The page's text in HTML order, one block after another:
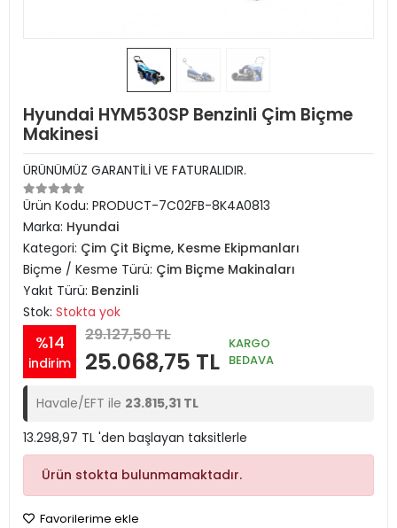
Hyundai HYM530SP Benzinli Çim Biçme
Makinesi
ÜRÜNÜMÜZ GARANTİLİ VE FATURALIDIR.
Ürün Kodu: PRODUCT-7C02FB-8K4A0813
Marka: Hyundai
Kategori: Çim Çit Biçme, Kesme Ekipmanları
Biçme / Kesme Türü: Çim Biçme Makinaları
Yakıt Türü: Benzinli
Stok: Stokta yok
%14
indirim
29.127,50 TL
25.068,75 TL
KARGO
BEDAVA
Havale/EFT ile 23.815,31 TL
13.298,97 TL 'den başlayan taksitlerle
Ürün stokta bulunmamaktadır.
Favorilerime ekle